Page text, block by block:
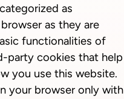
as
as they are
functionalities of
party cookies that help
you use this website.
your browser only with